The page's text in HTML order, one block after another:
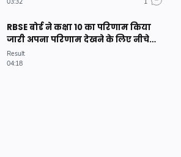
RBSE बोर्ड ने कक्षा 10 का परिणाम किया
जारी अपना परिणाम देखने के लिए नीचे
दिए लिंक पर क्लिक करे।